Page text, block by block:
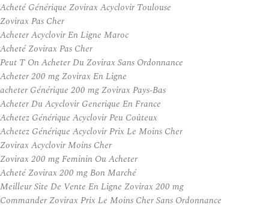
Acheté Générique Zovirax Acyclovir Toulouse
Zovirax Pas Cher
Acheter Acyclovir En Ligne Maroc
Acheté Zovirax Pas Cher
Peut T On Acheter Du Zovirax Sans Ordonnance
Acheter 200 mg Zovirax En Ligne
acheter Générique 200 mg Zovirax Pays-Bas
Acheter Du Acyclovir Generique En France
Achetez Générique Acyclovir Peu Coûteux
Achetez Générique Acyclovir Prix Le Moins Cher
Zovirax Acyclovir Moins Cher
Zovirax 200 mg Feminin Ou Acheter
Acheté Zovirax 200 mg Bon Marché
Meilleur Site De Vente En Ligne Zovirax 200 mg
Commander Zovirax Prix Le Moins Cher Sans Ordonnance